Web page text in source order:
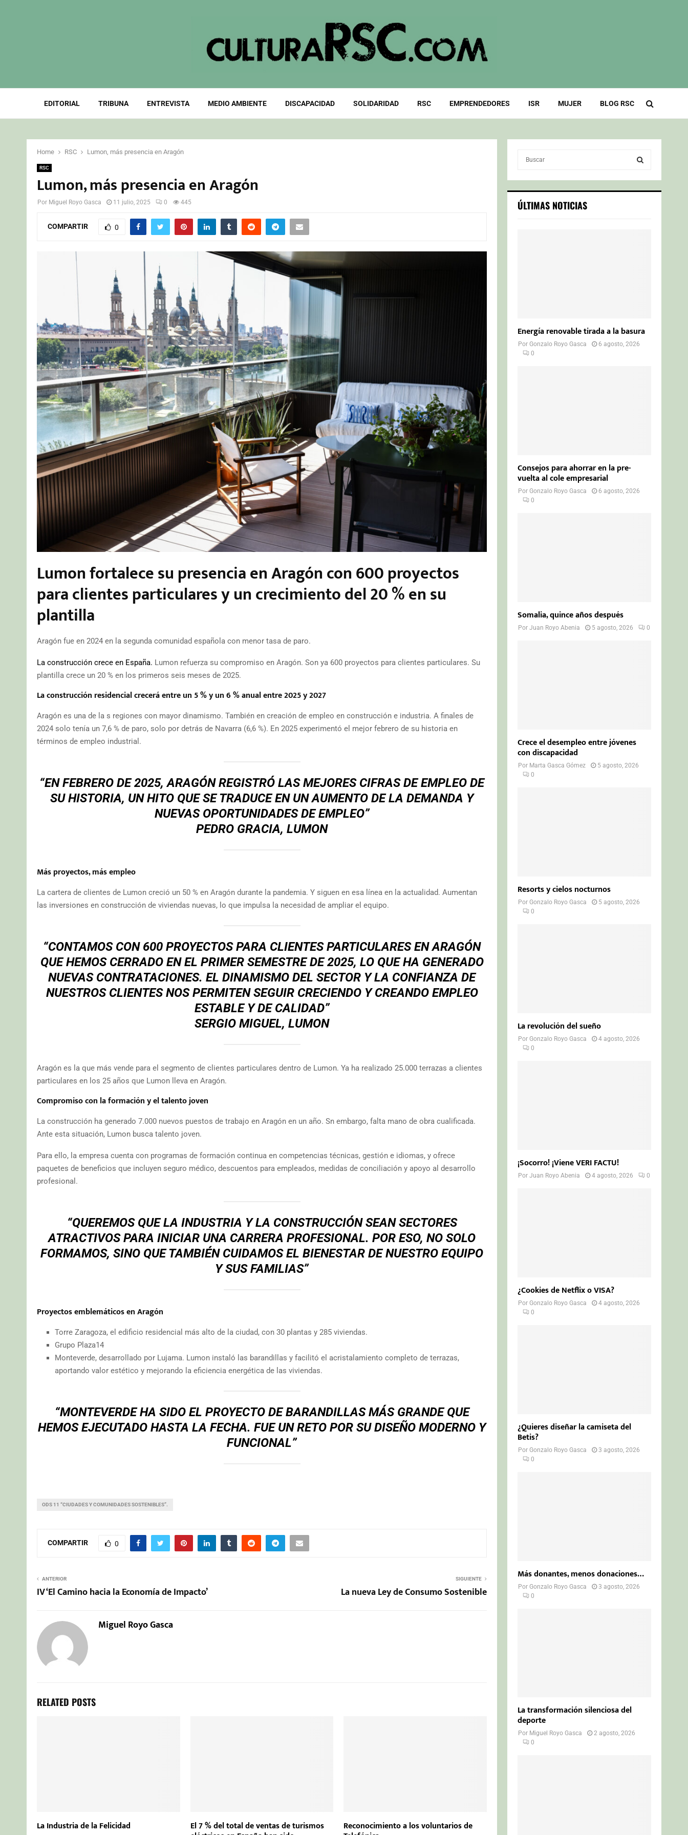
EDITORIAL TRIBUNA ENTREVISTA MEDIO AMBIENTE DISCAPACIDAD SOLIDARIDAD RSC EMPRENDEDORES ISR MUJER BLOG RSC
Home RSC Lumon, más presencia en Aragón
RSC
Lumon, más presencia en Aragón
Por Miguel Royo Gasca 11 julio, 2025 0 445
COMPARTIR 0
Lumon fortalece su presencia en Aragón con 600 proyectos
para clientes particulares y un crecimiento del 20 % en su
plantilla
Aragón fue en 2024 en la segunda comunidad española con menor tasa de paro.
La construcción crece en España. Lumon refuerza su compromiso en Aragón. Son ya 600 proyectos para clientes particulares. Su
plantilla crece un 20 % en los primeros seis meses de 2025.
La construcción residencial crecerá entre un 5 % y un 6 % anual entre 2025 y 2027
Aragón es una de la s regiones con mayor dinamismo. También en creación de empleo en construcción e industria. A finales de
2024 solo tenía un 7,6 % de paro, solo por detrás de Navarra (6,6 %). En 2025 experimentó el mejor febrero de su historia en
términos de empleo industrial.
“EN FEBRERO DE 2025, ARAGÓN REGISTRÓ LAS MEJORES CIFRAS DE EMPLEO DE
SU HISTORIA, UN HITO QUE SE TRADUCE EN UN AUMENTO DE LA DEMANDA Y
NUEVAS OPORTUNIDADES DE EMPLEO”
PEDRO GRACIA, LUMON
Más proyectos, más empleo
La cartera de clientes de Lumon creció un 50 % en Aragón durante la pandemia. Y siguen en esa línea en la actualidad. Aumentan
las inversiones en construcción de viviendas nuevas, lo que impulsa la necesidad de ampliar el equipo.
“CONTAMOS CON 600 PROYECTOS PARA CLIENTES PARTICULARES EN ARAGÓN
QUE HEMOS CERRADO EN EL PRIMER SEMESTRE DE 2025, LO QUE HA GENERADO
NUEVAS CONTRATACIONES. EL DINAMISMO DEL SECTOR Y LA CONFIANZA DE
NUESTROS CLIENTES NOS PERMITEN SEGUIR CRECIENDO Y CREANDO EMPLEO
ESTABLE Y DE CALIDAD”
SERGIO MIGUEL, LUMON
Aragón es la que más vende para el segmento de clientes particulares dentro de Lumon. Ya ha realizado 25.000 terrazas a clientes
particulares en los 25 años que Lumon lleva en Aragón.
Compromiso con la formación y el talento joven
La construcción ha generado 7.000 nuevos puestos de trabajo en Aragón en un año. Sn embargo, falta mano de obra cualificada.
Ante esta situación, Lumon busca talento joven.
Para ello, la empresa cuenta con programas de formación continua en competencias técnicas, gestión e idiomas, y ofrece
paquetes de beneficios que incluyen seguro médico, descuentos para empleados, medidas de conciliación y apoyo al desarrollo
profesional.
“QUEREMOS QUE LA INDUSTRIA Y LA CONSTRUCCIÓN SEAN SECTORES
ATRACTIVOS PARA INICIAR UNA CARRERA PROFESIONAL. POR ESO, NO SOLO
FORMAMOS, SINO QUE TAMBIÉN CUIDAMOS EL BIENESTAR DE NUESTRO EQUIPO
Y SUS FAMILIAS”
Proyectos emblemáticos en Aragón
Torre Zaragoza, el edificio residencial más alto de la ciudad, con 30 plantas y 285 viviendas.
Grupo Plaza14
Monteverde, desarrollado por Lujama. Lumon instaló las barandillas y facilitó el acristalamiento completo de terrazas,
aportando valor estético y mejorando la eficiencia energética de las viviendas.
“MONTEVERDE HA SIDO EL PROYECTO DE BARANDILLAS MÁS GRANDE QUE
HEMOS EJECUTADO HASTA LA FECHA. FUE UN RETO POR SU DISEÑO MODERNO Y
FUNCIONAL”
ODS 11 “CIUDADES Y COMUNIDADES SOSTENIBLES”.
COMPARTIR 0
ANTERIOR
IV ‘El Camino hacia la Economía de Impacto’
SIGUIENTE
La nueva Ley de Consumo Sostenible
Miguel Royo Gasca
RELATED POSTS
La Industria de la Felicidad El 7 % del total de ventas de turismos Reconocimiento a los voluntarios de
c
h
S
ÚLTIMAS NOTICIAS
Energía renovable tirada a la basura
PorGonzalo Royo Gasca
6 agosto, 2026
0
Consejos para ahorrar en la pre-
vuelta al cole empresarial
PorGonzalo Royo Gasca
6 agosto, 2026
0
Somalia, quince años después
PorJuan Royo Abenia 5 agosto, 2026 0
Crece el desempleo entre jóvenes
con discapacidad
Por Marta Gasca Gómez
5 agosto, 2026
0
Resorts y cielos nocturnos
PorGonzalo Royo Gasca
5 agosto, 2026
0
La revolución del sueño
PorGonzalo Royo Gasca
4 agosto, 2026
0
¡Socorro! ¡Viene VERI FACTU!
PorJuan Royo Abenia 4 agosto, 2026 0
¿Cookies de Netflix o VISA?
PorGonzalo Royo Gasca
4 agosto, 2026
0
¿Quieres diseñar la camiseta del
Betis?
PorGonzalo Royo Gasca
3 agosto, 2026
0
Más donantes, menos donaciones…
PorGonzalo Royo Gasca
3 agosto, 2026
0
La transformación silenciosa del
deporte
Por Miguel Royo Gasca
2 agosto, 2026
0